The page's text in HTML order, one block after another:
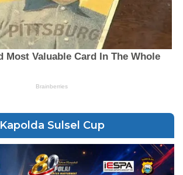
Kapolda Sulsel Cup